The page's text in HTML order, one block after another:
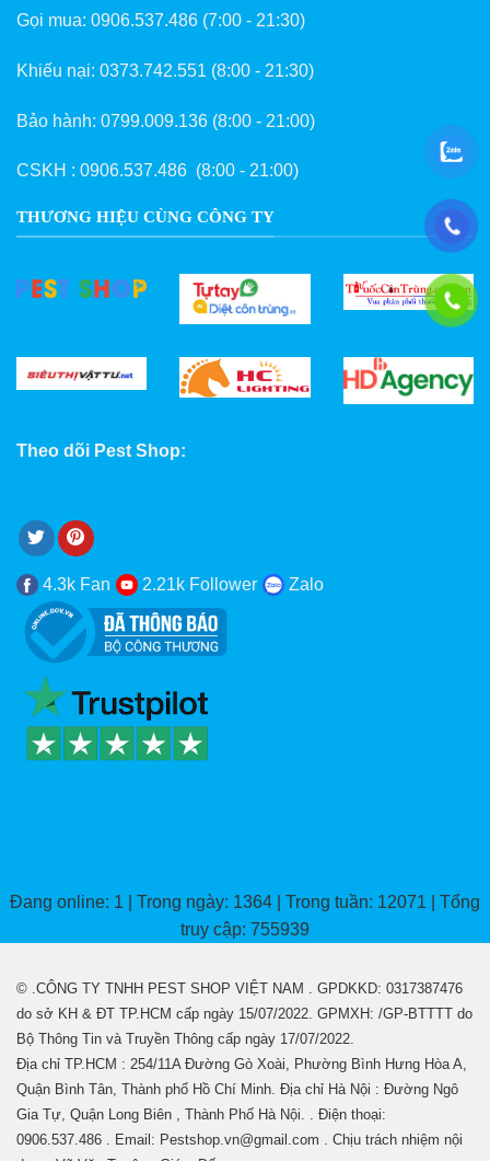
Gọi mua: 0906.537.486 (7:00 - 21:30)
Khiếu nại: 0373.742.551 (8:00 - 21:30)
Bảo hành: 0799.009.136 (8:00 - 21:00)
CSKH : 0906.537.486 (8:00 - 21:00)
THƯƠNG HIỆU CÙNG CÔNG TY
Theo dõi Pest Shop:
4.3k Fan 2.21k Follower Zalo
Đang online: 1 | Trong ngày: 1364 | Trong tuần: 12071 | Tổng
truy cập: 755939
© .CÔNG TY TNHH PEST SHOP VIỆT NAM . GPDKKD: 0317387476
do sở KH & ĐT TP.HCM cấp ngày 15/07/2022. GPMXH: /GP-BTTTT do
Bộ Thông Tin và Truyền Thông cấp ngày 17/07/2022.
Địa chỉ TP.HCM : 254/11A Đường Gò Xoài, Phường Bình Hưng Hòa A,
Quận Bình Tân, Thành phố Hồ Chí Minh. Địa chỉ Hà Nội : Đường Ngô
Gia Tự, Quận Long Biên , Thành Phố Hà Nội. . Điện thoại:
0906.537.486 . Email: Pestshop.vn@gmail.com . Chịu trách nhiệm nội